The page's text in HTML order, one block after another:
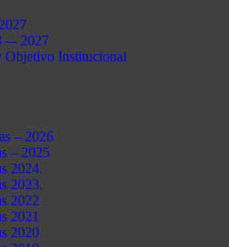
–- 2027
Institucional
– 2026
– 2025
2024.
2023.
2022
2021
2020